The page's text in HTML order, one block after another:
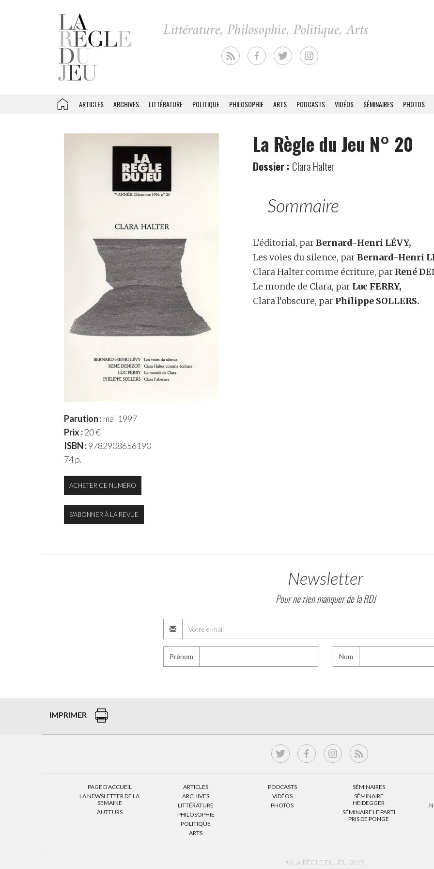
ARTICLES ARCHIVES LITTÉRATURE POLITIQUE PHILOSOPHIE ARTS PODCASTS VIDÉOS SÉMINAIRES PHOTOS
Parution :mai 1997
Prix :20 €
ISBN :9782908656190
74 p.
ACHETER CE NUMÉRO
S'ABONNER À LA REVUE
La Règle du Jeu N° 20
Dossier : Clara Halter
Sommaire
L’éditorial, parBernard-Henri LÉVY,
Les voies du silence, parBernard-Henri
Clara Halter comme écriture, par René
Le monde de Clara, par Luc FERRY,
Clara l’obscure, par Philippe SOLLERS.
Newsletter
Pour ne rien manquer de la RDJ
Prénom Nom
IMPRIMER
PAGE D’ACCUEIL
LA NEWSLETTER DE LA
SEMAINE
AUTEURS
ARTICLES
ARCHIVES
LITTÉRATURE
PHILOSOPHIE
POLITIQUE
ARTS
PODCASTS
VIDÉOS
PHOTOS
SÉMINAIRES
SÉMINAIRE
HEIDEGGER
SÉMINAIRE LE PARTI
PRIS DE PONGE
© LA RÈGLE DU JEU 2015